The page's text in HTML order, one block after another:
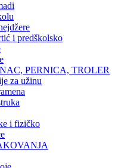
i predškolsko
PERNICA, TROLER
za užinu
i fizičko